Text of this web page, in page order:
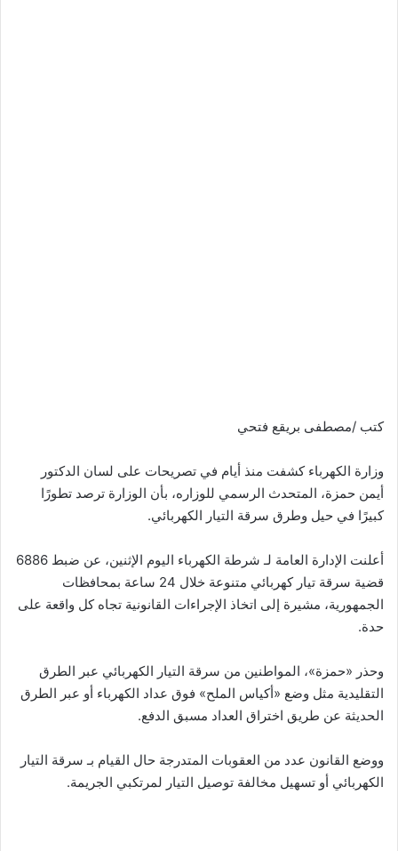
كتب /مصطفى بريقع فتحي
وزارة الكهرباء كشفت منذ أيام في تصريحات على لسان الدكتور
أيمن حمزة، المتحدث الرسمي للوزاره، بأن الوزارة ترصد تطورًا
كبيرًا في حيل وطرق سرقة التيار الكهربائي.
أعلنت الإدارة العامة لـ شرطة الكهرباء اليوم الإثنين، عن ضبط 6886
قضية سرقة تيار كهربائي متنوعة خلال 24 ساعة بمحافظات
الجمهورية، مشيرة إلى اتخاذ الإجراءات القانونية تجاه كل واقعة على
حدة.
وحذر «حمزة»، المواطنين من سرقة التيار الكهربائي عبر الطرق
التقليدية مثل وضع «أكياس الملح» فوق عداد الكهرباء أو عبر الطرق
الحديثة عن طريق اختراق العداد مسبق الدفع.
ووضع القانون عدد من العقوبات المتدرجة حال القيام بـ سرقة التيار
الكهربائي أو تسهيل مخالفة توصيل التيار لمرتكبي الجريمة.